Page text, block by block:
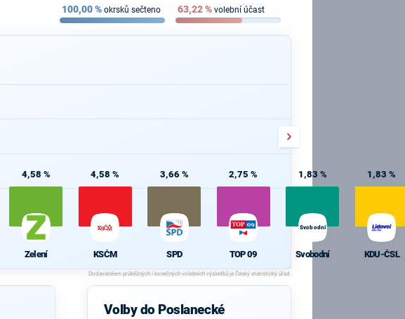
100,00% okrsků sečteno 63,22% volební účast
4,58 %
Zelení
4,58 %
KSČM
3,66 %
SPD
2,75 %
TOP 09
1,83 %
Svobodní
Svobodní
1,83 %
KDU-ČSL
Volby do Poslanecké